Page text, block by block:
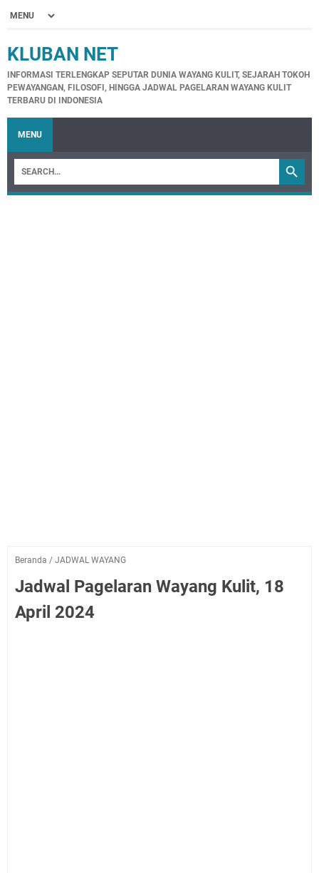
KLUBAN NET
INFORMASI TERLENGKAP SEPUTAR DUNIA WAYANG KULIT, SEJARAH TOKOH
PEWAYANGAN, FILOSOFI, HINGGA JADWAL PAGELARAN WAYANG KULIT
TERBARU DI INDONESIA
MENU
Beranda / JADWAL WAYANG
Jadwal Pagelaran Wayang Kulit, 18
April 2024